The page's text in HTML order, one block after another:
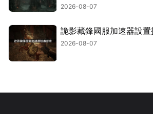
2026-08-07
詭影藏鋒國服加速器設置
2026-08-07